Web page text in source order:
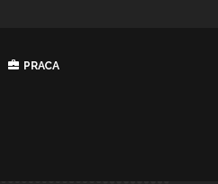
PRACA